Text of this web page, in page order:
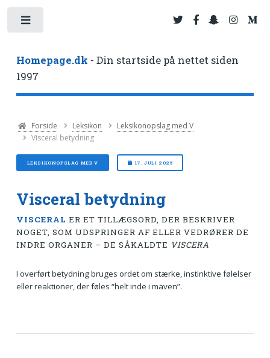
Homepage.dk - Din startside på nettet siden
1997
Forside Leksikon
Leksikonopslag med V
Visceral betydning
LEKSIKONOPSLAG MED V 17. JULI 2025
Visceral betydning
VISCERAL ER ET TILLÆGSORD, DER BESKRIVER
NOGET, SOM UDSPRINGER AF ELLER VEDRØRER DE
INDRE ORGANER – DE SÅKALDTE VISCERA
I overført betydning bruges ordet om stærke, instinktive følelser
eller reaktioner, der føles “helt inde i maven”.